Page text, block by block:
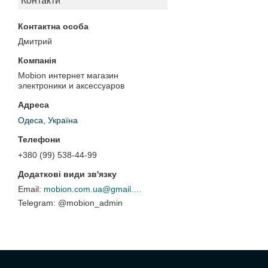
Дмитрий
Mobion интернет магазин
электроники и аксессуаров
Одеса, Україна
+380 (99) 538-44-99
@mobion_admin